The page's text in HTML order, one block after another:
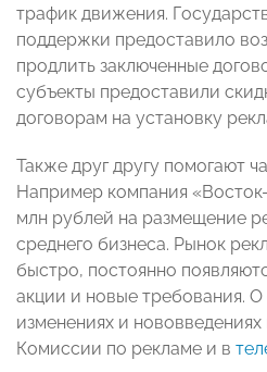
трафик движения.
поддержки предоставило
продлить заключенные
субъекты предоставили
договорам на установку
Также друг другу помогают
Например компания
млн рублей на размещение
среднего бизнеса. Рынок
быстро, постоянно
акции и новые требования.
изменениях и
Комиссии по рекламе и в